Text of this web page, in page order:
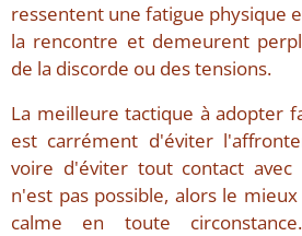
ressentent une fatigue physique
la rencontre et demeurent
de la discorde ou des tensions.
La meilleure tactique à adopter
est carrément d'éviter
voire d'éviter tout contact avec
n'est pas possible, alors le
calme en toute